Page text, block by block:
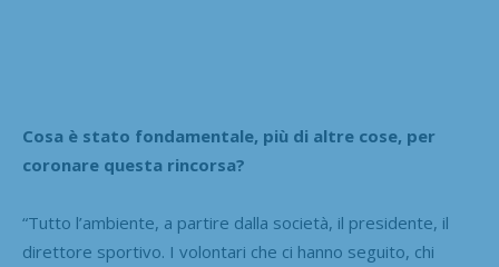
Cosa è stato fondamentale, più di altre cose, per
coronare questa rincorsa?
“Tutto l’ambiente, a partire dalla società, il presidente, il
direttore sportivo. I volontari che ci hanno seguito, chi